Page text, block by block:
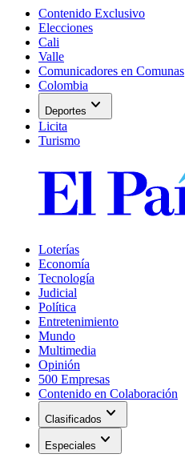
Contenido Exclusivo
Elecciones
Cali
Valle
Comunicadores en Comunas
Colombia
Deportes expand_more
Licita
Turismo
Loterías
Economía
Tecnología
Judicial
Política
Entretenimiento
Mundo
Multimedia
Opinión
500 Empresas
Contenido en Colaboración
Clasificados expand_more
Especiales expand_more